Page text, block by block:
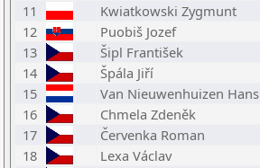
11
Kwiatkowski Zygmunt
12
Puobiš Jozef
13
Šipl František
14
Špála Jiří
15
Van Nieuwenhuizen Hans
16
Chmela Zdeněk
17
Červenka Roman
18
Lexa Václav